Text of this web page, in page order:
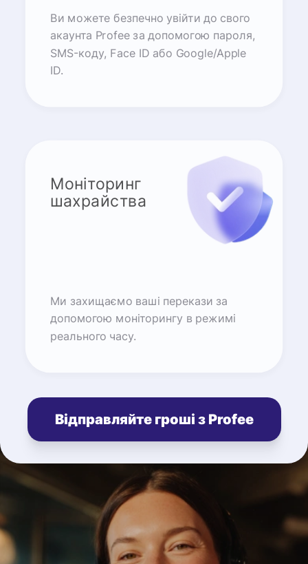
Ви можете безпечно увійти до свого
акаунта Profee за допомогою пароля,
SMS-коду, Face ID або Google/Apple
ID.
Моніторинг
шахрайства
Ми захищаємо ваші перекази за
допомогою моніторингу в режимі
реального часу.
Відправляйте гроші з Profee